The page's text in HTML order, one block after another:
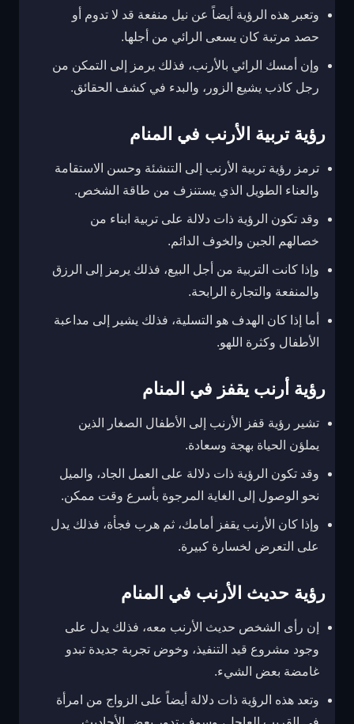
وتعبر هذه الرؤية أيضاً عن نيل منفعة قد لا تدوم أو
حصد مرتبة كان يسعى الرائي من أجلها.
وإن أمسك الرائي بالأرنب، فذلك يرمز إلى التمكن من
رجل كاذب يشيع الزور، والبدء في كشف الحقائق.
رؤية تربية الأرنب في المنام
ترمز رؤية تربية الأرنب إلى التنشئة وحسن الاستقامة
والعناء الطويل الذي يستنزف من طاقة الشخص.
وقد تكون الرؤية ذات دلالة على تربية ابناء من
خصالهم الجبن والخوف الدائم.
وإذا كانت التربية من أجل البيع، فذلك يرمز إلى الرزق
والمنفعة والتجارة الرابحة.
أما إذا كان الهدف هو التسلية، فذلك يشير إلى مداعبة
الأطفال وكثرة اللهو.
رؤية أرنب يقفز في المنام
تشير رؤية قفز الأرنب إلى الأطفال الصغار الذين
يملؤن الحياة بهجة وسعادة.
وقد تكون الرؤية ذات دلالة على العمل الجاد، والميل
نحو الوصول إلى الغاية المرجوة بأسرع وقت ممكن.
وإذا كان الأرنب يقفز أمامك، ثم هرب فجأة، فذلك يدل
على التعرض لخسارة كبيرة.
رؤية حديث الأرنب في المنام
إن رأى الشخص حديث الأرنب معه، فذلك يدل على
وجود مشروع قيد التنفيذ، وخوض تجربة جديدة تبدو
غامضة بعض الشيء.
وتعد هذه الرؤية ذات دلالة أيضاً على الزواج من امرأة